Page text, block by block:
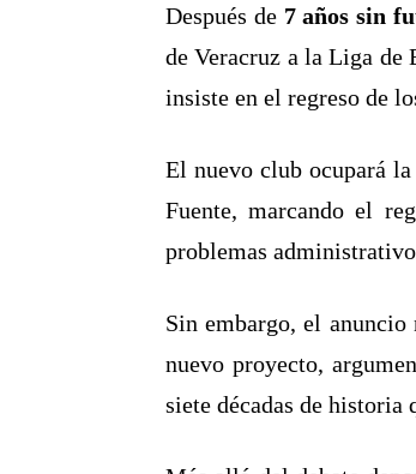
Después de 7 años sin
de Veracruz a la Liga de
insiste en el regreso de
El nuevo club ocupará
Fuente, marcando el
problemas
Sin embargo, el
nuevo proyecto,
siete décadas de historia